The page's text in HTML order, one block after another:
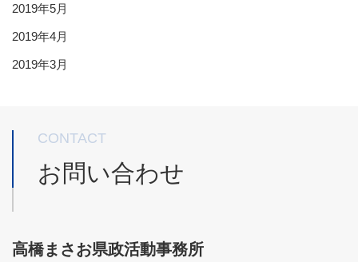
2019年5月
2019年4月
2019年3月
CONTACT
お問い合わせ
高橋まさお県政活動事務所